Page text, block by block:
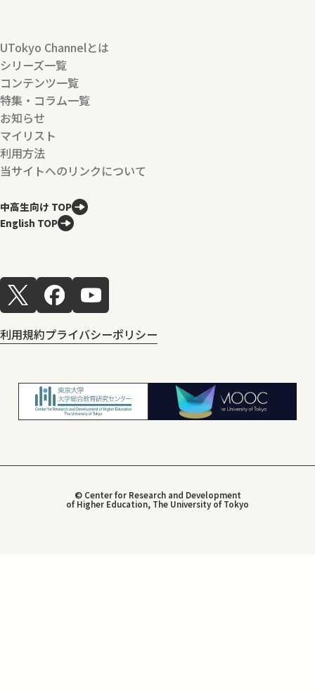
UTokyo Channelとは
シリーズ一覧
コンテンツ一覧
特集・コラム一覧
お知らせ
マイリスト
利用方法
当サイトへのリンクについて
中高生向け TOP
English TOP
利用規約プライバシーポリシー
© Center for Research and Development
of Higher Education, The University of Tokyo